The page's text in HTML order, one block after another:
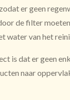
er geen
de filter
water van het
is dat er geen
naar